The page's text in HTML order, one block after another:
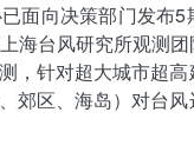
面向决策部门发布
海台风研究所观测
，针对超大城市超
郊区、海岛）对台风